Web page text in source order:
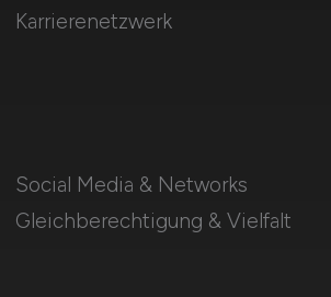
Social Media & Networks
Gleichberechtigung & Vielfalt
Karrierenetzwerk